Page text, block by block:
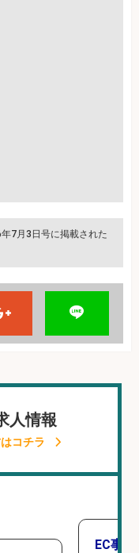
7月3日号に掲載された
人情報
コチラ
EC事